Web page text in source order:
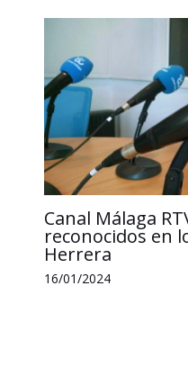
Canal Málaga
reconocidos en
Herrera
16/01/2024